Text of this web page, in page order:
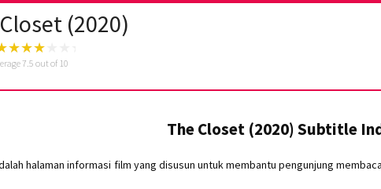
(2020)
7.5 out of 10
The Closet (2020) Subtitle
halaman informasi film yang disusun untuk membantu pengunjung